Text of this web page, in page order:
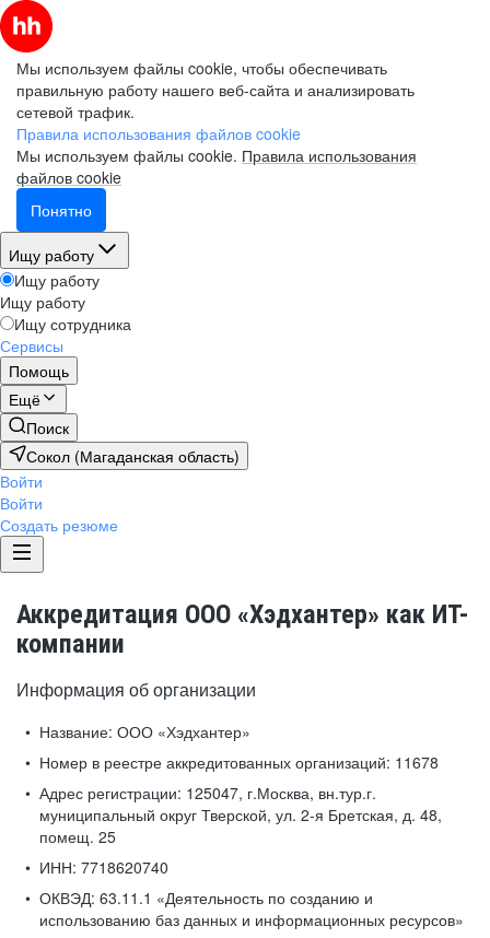
Мы используем файлы cookie, чтобы обеспечивать
правильную работу нашего веб-сайта и анализировать
сетевой трафик.
Правила использования файлов cookie
Мы используем файлы cookie. Правила использования
файлов cookie
Понятно
Ищу работу
Ищу работу
Ищу работу
Ищу сотрудника
Сервисы
Помощь
Ещё
Поиск
Сокол (Магаданская область)
Войти
Войти
Создать резюме
Аккредитация ООО «Хэдхантер» как ИТ-
компании
Информация об организации
Название: ООО «Хэдхантер»
Номер в реестре аккредитованных организаций: 11678
Адрес регистрации: 125047, г.Москва, вн.тур.г.
муниципальный округ Тверской, ул. 2-я Бретская, д. 48,
помещ. 25
ИНН: 7718620740
ОКВЭД: 63.11.1 «Деятельность по созданию и
использованию баз данных и информационных ресурсов»